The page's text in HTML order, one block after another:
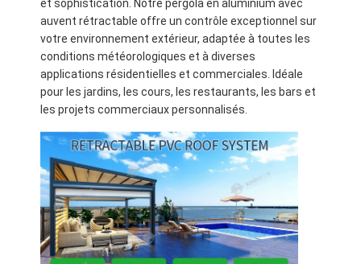
et sophistication. Notre pergola en aluminium avec
auvent rétractable offre un contrôle exceptionnel sur
votre environnement extérieur, adaptée à toutes les
conditions météorologiques et à diverses
applications résidentielles et commerciales. Idéale
pour les jardins, les cours, les restaurants, les bars et
les projets commerciaux personnalisés.